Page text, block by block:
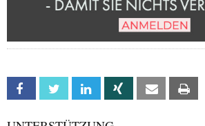
Facebook Twitter Linkedin Xing Email